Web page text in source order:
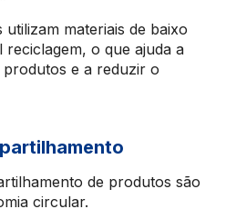
materiais de baixo
o que ajuda a
e a reduzir o
de produtos são
circular.